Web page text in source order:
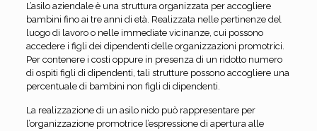
L’asilo aziendale è una struttura organizzata per accogliere
bambini fino ai tre anni di età. Realizzata nelle pertinenze del
luogo di lavoro o nelle immediate vicinanze, cui possono
accedere i figli dei dipendenti delle organizzazioni promotrici.
Per contenere i costi oppure in presenza di un ridotto numero
di ospiti figli di dipendenti, tali strutture possono accogliere una
percentuale di bambini non figli di dipendenti.
La realizzazione di un asilo nido può rappresentare per
l’organizzazione promotrice l’espressione di apertura alle